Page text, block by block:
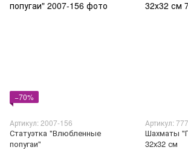
−70%
Артикул: 2007-156
Статуэтка "Влюбленные
попугаи"
Артикул:
Шахматы
32х32 см